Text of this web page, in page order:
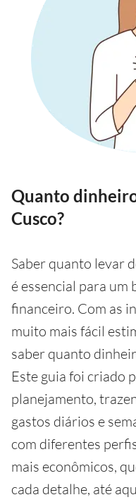
Quanto
Cusco?
Saber quanto levar
é essencial para um
financeiro. Com as
muito mais fácil
saber quanto
Este guia foi criado
planejamento,
gastos diários e
com diferentes
mais econômicos,
cada detalhe, até